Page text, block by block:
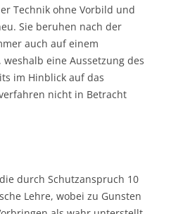
Technik ohne Vorbild und
Sie beruhen nach der
auch auf einem
eine Aussetzung des
im Hinblick auf das
nicht in Betracht
durch Schutzanspruch 10
Lehre, wobei zu Gunsten